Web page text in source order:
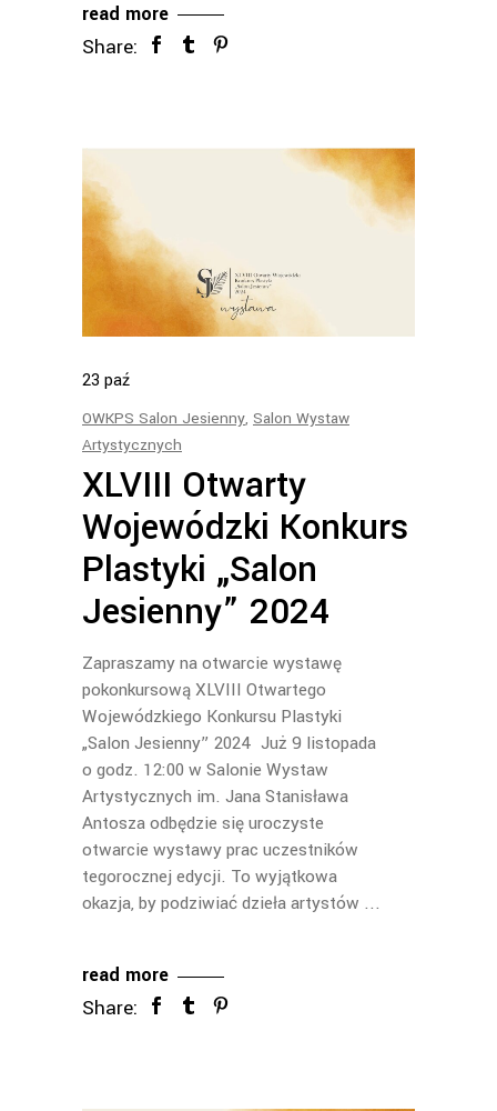
read more
Share:
23 paź
OWKPS Salon Jesienny, Salon Wystaw
Artystycznych
XLVIII Otwarty
Wojewódzki Konkurs
Plastyki „Salon
Jesienny” 2024
Zapraszamy na otwarcie wystawę
pokonkursową XLVIII Otwartego
Wojewódzkiego Konkursu Plastyki
„Salon Jesienny” 2024 Już 9 listopada
o godz. 12:00 w Salonie Wystaw
Artystycznych im. Jana Stanisława
Antosza odbędzie się uroczyste
otwarcie wystawy prac uczestników
tegorocznej edycji. To wyjątkowa
okazja, by podziwiać dzieła artystów
read more
Share: